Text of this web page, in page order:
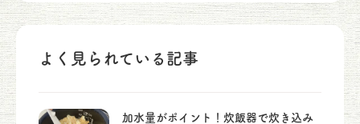
よく見られている記事
加水量がポイント！炊飯器で炊き込み